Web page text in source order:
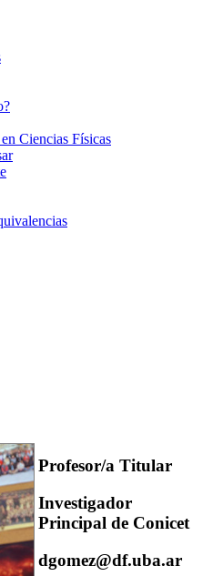
Ciencias Físicas
Profesor/a Titular
Investigador
Principal de Conicet
dgomez@df.uba.ar